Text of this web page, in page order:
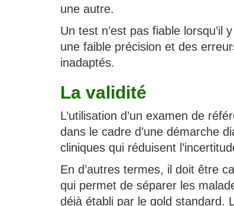
une autre.
Un test n’est pas fiable
une faible précision et des
inadaptés.
La validité
L’utilisation d’un examen de
dans le cadre d’une démarche
cliniques qui réduisent
En d’autres termes, il doit être
qui permet de séparer les
déjà établi par le gold standard.